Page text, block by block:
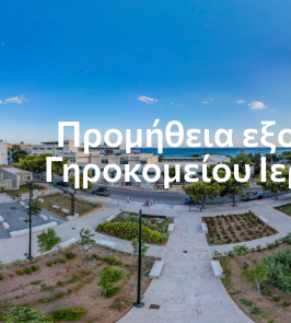
Προμήθεια
Γηροκομείου